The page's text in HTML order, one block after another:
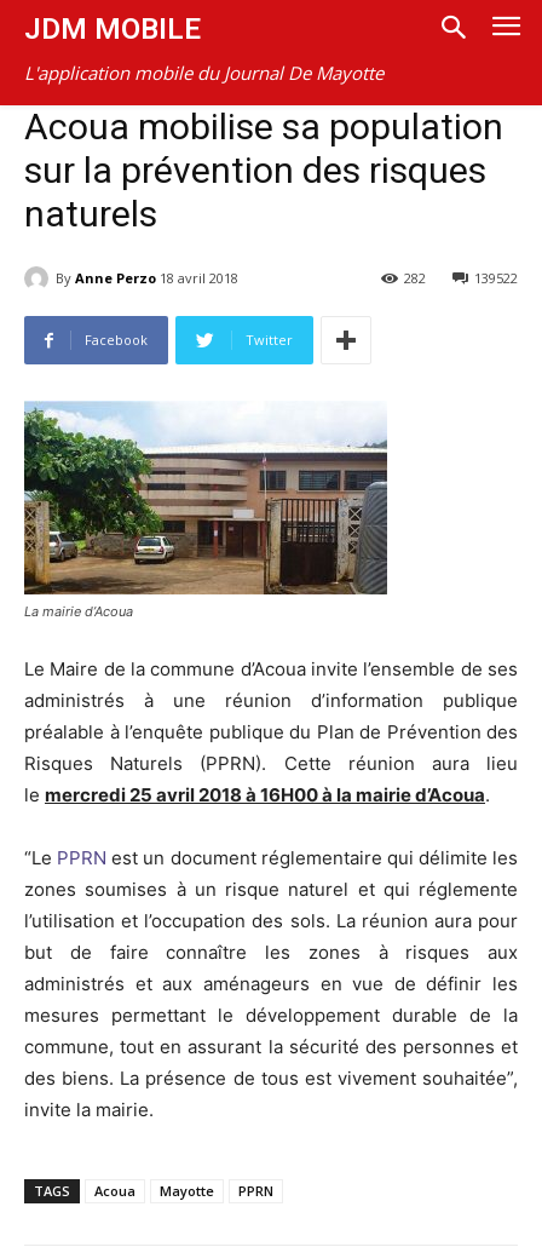
JDM MOBILE
L'application mobile du Journal De Mayotte
Acoua mobilise sa population
sur la prévention des risques
naturels
By Anne Perzo 18 avril 2018 139522
282
Facebook Twitter
La mairie d’Acoua
Le Maire de la commune d’Acoua invite l’ensemble de ses
administrés à une réunion d’information publique
préalable à l’enquête publique du Plan de Prévention des
Risques Naturels (PPRN). Cette réunion aura lieu
le mercredi 25 avril 2018 à 16H00 à la mairie d’Acoua.
“Le PPRN est un document réglementaire qui délimite les
zones soumises à un risque naturel et qui réglemente
l’utilisation et l’occupation des sols. La réunion aura pour
but de faire connaître les zones à risques aux
administrés et aux aménageurs en vue de définir les
mesures permettant le développement durable de la
commune, tout en assurant la sécurité des personnes et
des biens. La présence de tous est vivement souhaitée”,
invite la mairie.
TAGS Acoua Mayotte PPRN